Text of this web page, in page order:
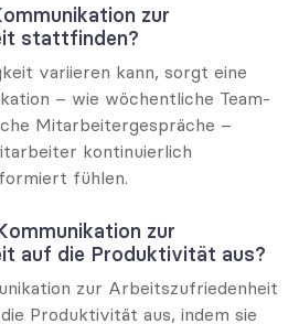
zur
stattfinden?
variieren kann, sorgt eine
– wie wöchentliche Team-
Mitarbeitergespräche –
kontinuierlich
fühlen.
zur
auf die Produktivität aus?
zur Arbeitszufriedenheit
Produktivität aus, indem sie